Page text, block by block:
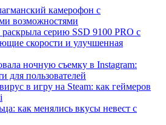
камерофон с
возможностями
раскрыла серию SSD 9100 PRO с
скорости и улучшенная
ночную съемку в Instagram:
для пользователей
в игру на Steam: как геймеров
как менялись вкусы невест с